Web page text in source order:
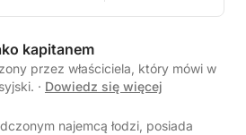
kapitanem
przez właściciela, który mówi w
· Dowiedz się więcej
najemcą łodzi, posiada